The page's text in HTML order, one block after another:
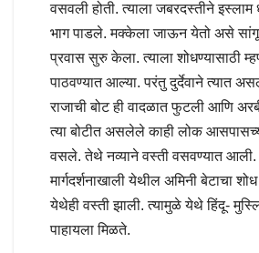
वसवली होती. त्याला जबरदस्तीने इस्लाम
भाग पाडले. मक्केला जाऊन येतो असे
प्रवास सुरु केला. त्याला शोधण्यासाठी
पाठवण्यात आल्या. परंतु दुर्देवाने त्यात
राजाची बोट ही वादळात फुटली आणि
त्या बोटीत असलेले काही लोक
वसले. तेथे नव्याने वस्ती वसवण्यात आली.
मार्गदर्शनाखाली येथील अमिनी बेटाचा
येथेही वस्ती झाली. त्यामुळे येथे हिंदू-
पाहायला मिळते.